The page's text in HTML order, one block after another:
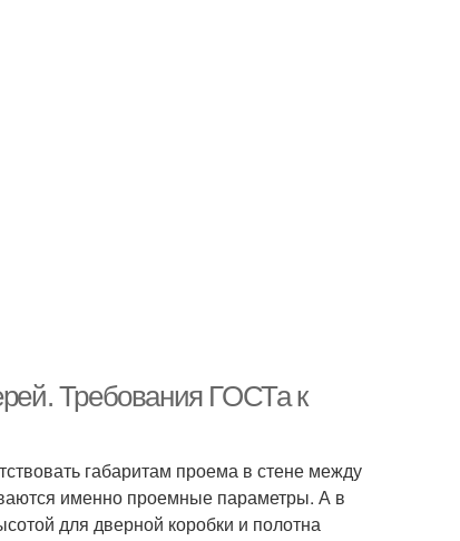
Требования ГОСТа к
габаритам проема в стене между
именно проемные параметры. А в
для дверной коробки и полотна